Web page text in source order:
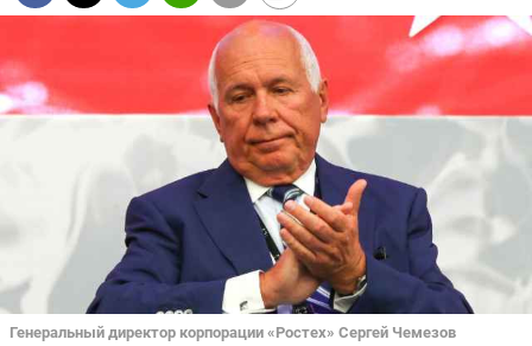
Генеральный директор корпорации «Ростех» Сергей Чемезов